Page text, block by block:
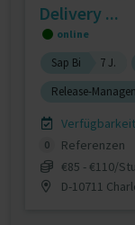
Delivery ...
online
Sap Bi 7 J.
Release-
0
Referenzen
€85 - €110/
D-10711